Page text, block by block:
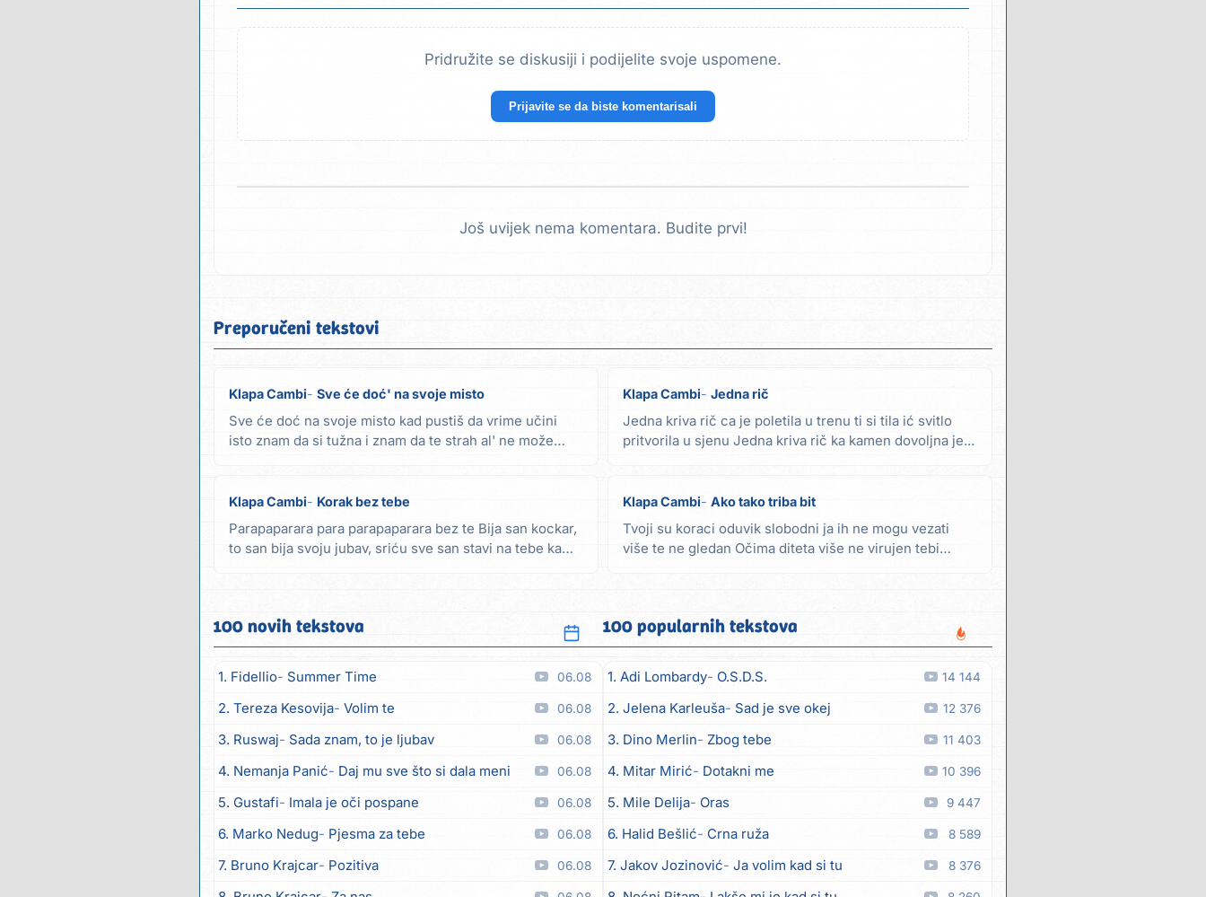
Pridružite se diskusiji i podijelite svoje uspomene.
Prijavite se da biste komentarisali
Još uvijek nema komentara. Budite prvi!
Preporučeni tekstovi
Klapa Cambi Sve će doć' na svoje misto
Sve će doć na svoje misto kad pustiš da vrime učini
isto znam da si tužna i znam da te strah al' ne može
Klapa Cambi Jedna rič
Jedna kriva rič ca je poletila u trenu ti si tila ić svitlo
pritvorila u sjenu Jedna kriva rič ka kamen dovoljna je...
Klapa Cambi Korak bez tebe
Parapaparara para parapaparara bez te Bija san kockar,
to san bija svoju jubav, sriću sve san stavi na tebe ka
Klapa Cambi Ako tako triba bit
Tvoji su koraci oduvik slobodni ja ih ne mogu vezati
više te ne gledan Očima diteta više ne virujen tebi
100 novih tekstova
1. Fidellio Summer Time 06.08
2. Tereza Kesovija Volim te 06.08
3. Ruswaj Sada znam, to je ljubav 06.08
4. Nemanja Panić Daj mu sve što si dala meni 06.08
5. Gustafi Imala je oči pospane 06.08
6. Marko Nedug Pjesma za tebe 06.08
7. Bruno Krajcar Pozitiva 06.08
100 popularnih tekstova
1. Adi Lombardy O.S.D.S. 14 144
2. Jelena Karleuša Sad je sve okej 12 376
3. Dino Merlin Zbog tebe 11 403
4. Mitar Mirić Dotakni me 10 396
5. Mile Delija Oras 9 447
6. Halid Bešlić Crna ruža 8 589
7. Jakov Jozinović Ja volim kad si tu 8 376